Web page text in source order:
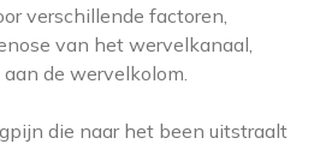
verschillende factoren,
van het wervelkanaal,
de wervelkolom.
die naar het been uitstraalt